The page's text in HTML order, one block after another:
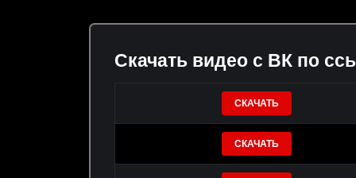
Скачать видео с ВК по
СКАЧАТЬ
СКАЧАТЬ